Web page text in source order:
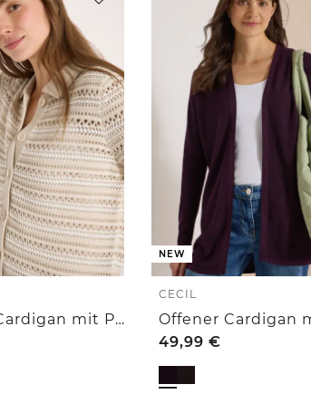
Kurzarm Cardigan mit Polokragen
NEW
CECIL
49,99 €